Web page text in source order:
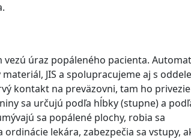
úraz popáleného pacienta.
JIS a spolupracujeme aj s
kontakt na preväzovni, tam ho privezie
sa určujú podľa hĺbky (stupne) a
sa popálené plochy, robia sa
lekára, zabezpečia sa vstupy,